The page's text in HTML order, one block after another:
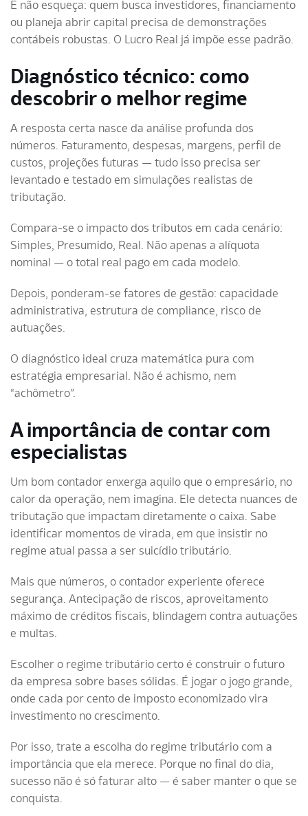
E não esqueça: quem busca investidores, financiamento
ou planeja abrir capital precisa de demonstrações
contábeis robustas. O Lucro Real já impõe esse padrão.
Diagnóstico técnico: como
descobrir o melhor regime
A resposta certa nasce da análise profunda dos
números. Faturamento, despesas, margens, perfil de
custos, projeções futuras — tudo isso precisa ser
levantado e testado em simulações realistas de
tributação.
Compara-se o impacto dos tributos em cada cenário:
Simples, Presumido, Real. Não apenas a alíquota
nominal — o total real pago em cada modelo.
Depois, ponderam-se fatores de gestão: capacidade
administrativa, estrutura de compliance, risco de
autuações.
O diagnóstico ideal cruza matemática pura com
estratégia empresarial. Não é achismo, nem
“achômetro”.
A importância de contar com
especialistas
Um bom contador enxerga aquilo que o empresário, no
calor da operação, nem imagina. Ele detecta nuances de
tributação que impactam diretamente o caixa. Sabe
identificar momentos de virada, em que insistir no
regime atual passa a ser suicídio tributário.
Mais que números, o contador experiente oferece
segurança. Antecipação de riscos, aproveitamento
máximo de créditos fiscais, blindagem contra autuações
e multas.
Escolher o regime tributário certo é construir o futuro
da empresa sobre bases sólidas. É jogar o jogo grande,
onde cada por cento de imposto economizado vira
investimento no crescimento.
Por isso, trate a escolha do regime tributário com a
importância que ela merece. Porque no final do dia,
sucesso não é só faturar alto — é saber manter o que se
conquista.